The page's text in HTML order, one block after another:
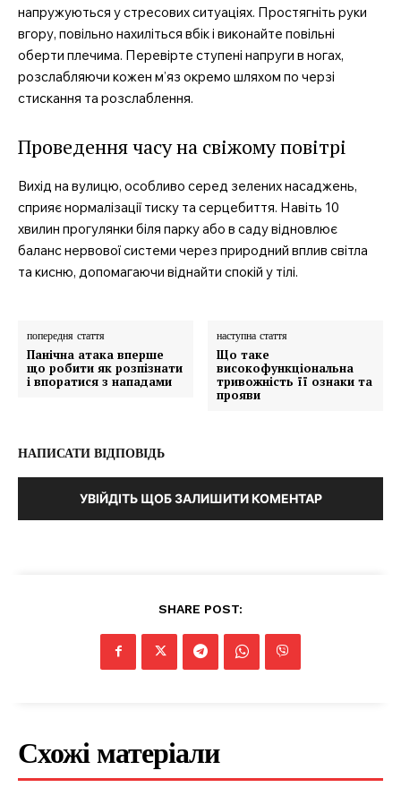
напружуються у стресових ситуаціях. Простягніть руки
вгору, повільно нахиліться вбік і виконайте повільні
оберти плечима. Перевірте ступені напруги в ногах,
розслабляючи кожен м’яз окремо шляхом по черзі
стискання та розслаблення.
Проведення часу на свіжому повітрі
Вихід на вулицю, особливо серед зелених насаджень,
сприяє нормалізації тиску та серцебиття. Навіть 10
хвилин прогулянки біля парку або в саду відновлює
баланс нервової системи через природний вплив світла
та кисню, допомагаючи віднайти спокій у тілі.
попередня стаття
Панічна атака вперше
що робити як розпізнати
і впоратися з нападами
наступна стаття
Що таке
високофункціональна
тривожність її ознаки та
прояви
НАПИСАТИ ВІДПОВІДЬ
УВІЙДІТЬ ЩОБ ЗАЛИШИТИ КОМЕНТАР
SHARE POST:
Схожі матеріали